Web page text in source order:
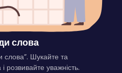
слова
слова”. Шукайте та
розвивайте уважність.